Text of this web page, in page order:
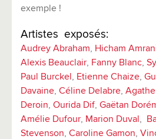
exemple !
Artistes exposés:
Audrey Abraham, Hicham
Alexis Beauclair, Fanny Blanc,
Paul Burckel , Etienne Chaize,
Davaine, Céline Delabre,
Deroin, Ourida Dif, Gaëtan
Amélie Dufour, Marion Duval ,
Stevenson, Caroline Gamon,